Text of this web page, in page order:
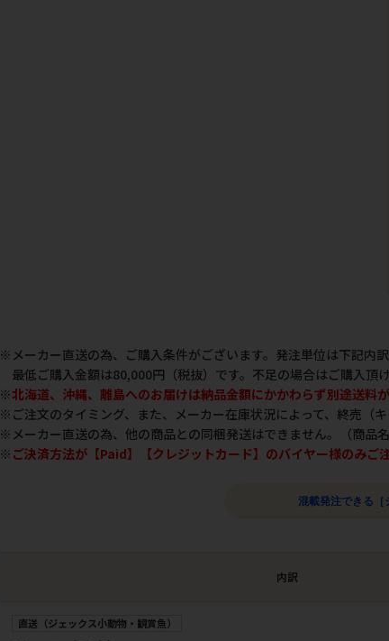
※メーカー直送の為、ご購入条件がございます。発注単位は下記内
最低ご購入金額は80,000円（税抜）です。不足の場合はご購入頂
※北海道、沖縄、離島へのお届けは納品金額にかかわらず別途送料が
※ご注文のタイミング、また、メーカー在庫状況によって、終売（
※メーカー直送の為、他の商品との同梱発送はできません。（商
※ ご決済方法が【Paid】【クレジットカード】のバイヤー様のみご
混載発注できる［
内訳
直送（ジェックス小動物・観賞魚）